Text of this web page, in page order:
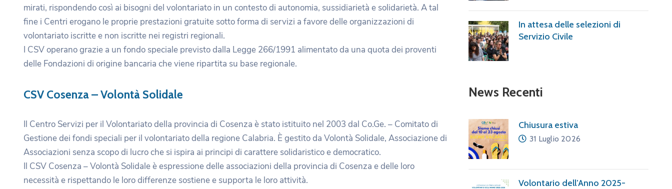
mirati, rispondendo così ai bisogni del volontariato in un contesto di autonomia, sussidiarietà e solidarietà. A tal
fine i Centri erogano le proprie prestazioni gratuite sotto forma di servizi a favore delle organizzazioni di
volontariato iscritte e non iscritte nei registri regionali.
I CSV operano grazie a un fondo speciale previsto dalla Legge 266/1991 alimentato da una quota dei proventi
delle Fondazioni di origine bancaria che viene ripartita su base regionale.
CSV Cosenza – Volontà Solidale
Il Centro Servizi per il Volontariato della provincia di Cosenza è stato istituito nel 2003 dal Co.Ge. – Comitato di
Gestione dei fondi speciali per il volontariato della regione Calabria. È gestito da Volontà Solidale, Associazione di
Associazioni senza scopo di lucro che si ispira ai principi di carattere solidaristico e democratico.
Il CSV Cosenza – Volontà Solidale è espressione delle associazioni della provincia di Cosenza e delle loro
necessità e rispettando le loro differenze sostiene e supporta le loro attività.
In attesa delle selezioni di
Servizio Civile
News Recenti
Chiusura estiva
31 Luglio 2026
Volontario dell’Anno 2025-